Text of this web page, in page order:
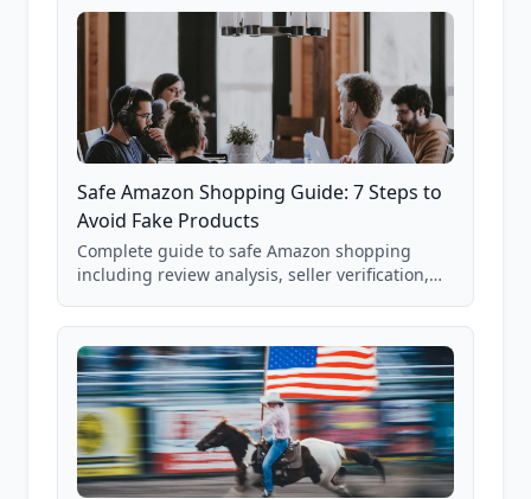
Safe Amazon Shopping Guide: 7 Steps to
Avoid Fake Products
Complete guide to safe Amazon shopping
including review analysis, seller verification,
and scam avoidance techniques.